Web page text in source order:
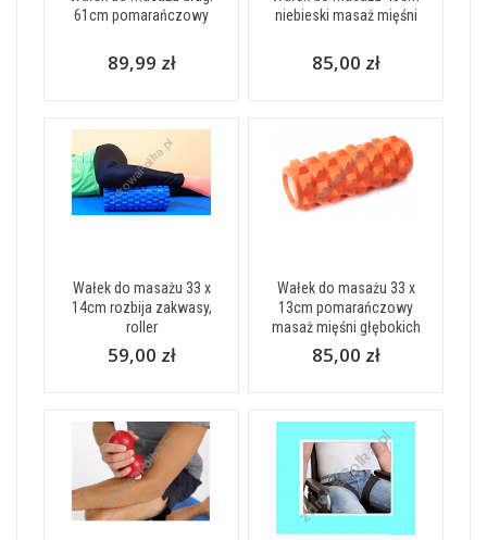
61cm pomarańczowy
89,99 zł
niebieski masaż mięśni
85,00 zł
Wałek do masażu 33 x
14cm rozbija zakwasy,
roller
59,00 zł
Wałek do masażu 33 x
13cm pomarańczowy
masaż mięśni głębokich
85,00 zł